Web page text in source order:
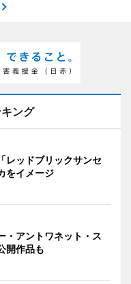
ング
レッドブリックサンセ
をイメージ
・アントワネット・ス
開作品も